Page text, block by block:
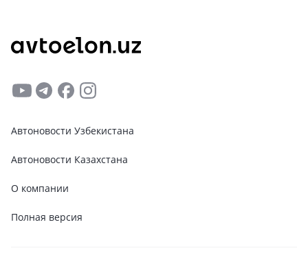
Автоновости Узбекистана
Автоновости Казахстана
О компании
Полная версия